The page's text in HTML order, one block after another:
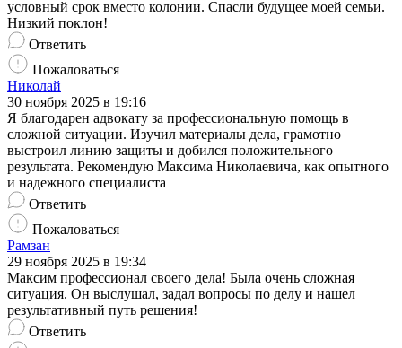
условный срок вместо колонии. Спасли будущее моей семьи.
Низкий поклон!
Ответить
Пожаловаться
Николай
30 ноября 2025 в 19:16
Я благодарен адвокату за профессиональную помощь в
сложной ситуации. Изучил материалы дела, грамотно
выстроил линию защиты и добился положительного
результата. Рекомендую Максима Николаевича, как опытного
и надежного специалиста
Ответить
Пожаловаться
Рамзан
29 ноября 2025 в 19:34
Максим профессионал своего дела! Была очень сложная
ситуация. Он выслушал, задал вопросы по делу и нашел
результативный путь решения!
Ответить